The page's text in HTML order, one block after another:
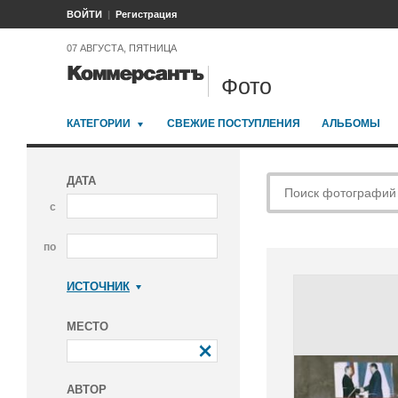
ВОЙТИ Регистрация
07 АВГУСТА, ПЯТНИЦА
Фото
КАТЕГОРИИ СВЕЖИЕ ПОСТУПЛЕНИЯ АЛЬБОМЫ
ДАТА
с
по
ИСТОЧНИК
МЕСТО
АВТОР